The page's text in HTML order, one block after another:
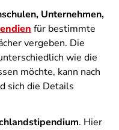
Unternehmen,
für bestimmte
vergeben. Die
wie die
möchte, kann nach
sich die Details
. Hier